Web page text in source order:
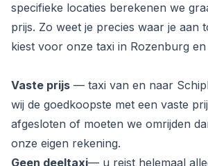
specifieke locaties berekenen we
prijs. Zo weet je precies waar je aan
kiest voor onze taxi in Rozenburg en
Vaste prijs — taxi van en naar
wij de goedkoopste met een vaste
afgesloten of moeten we omrijden
onze eigen rekening.
Geen deeltaxi— u reist helemaal